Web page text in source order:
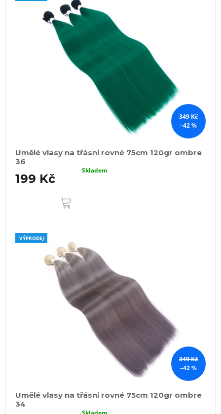
349 Kč
–42 %
Umělé vlasy na třásni rovné 75cm 120gr ombre
36
199 Kč
Skladem
349 Kč
–42 %
VÝPRODEJ
Umělé vlasy na třásni rovné 75cm 120gr ombre
34